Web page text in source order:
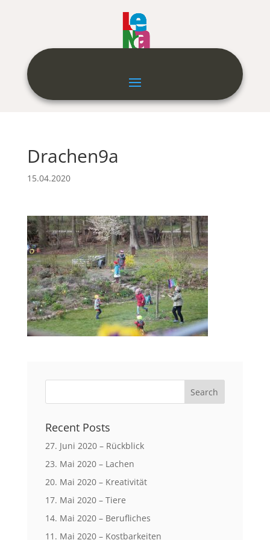
Drachen9a
15.04.2020
Recent Posts
27. Juni 2020 – Rückblick
23. Mai 2020 – Lachen
20. Mai 2020 – Kreativität
17. Mai 2020 – Tiere
14. Mai 2020 – Berufliches
11. Mai 2020 – Kostbarkeiten